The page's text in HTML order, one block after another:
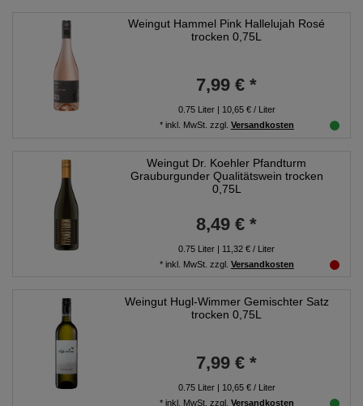
Weingut Hammel Pink Hallelujah Rosé
trocken 0,75L
7,99 € *
0.75Liter| 10,65 € / Liter
* inkl. MwSt. zzgl. Versandkosten
Weingut Dr. Koehler Pfandturm
Grauburgunder Qualitätswein trocken
0,75L
8,49 € *
0.75 Liter | 11,32 € / Liter
* inkl. MwSt. zzgl. Versandkosten
Weingut Hugl-Wimmer Gemischter Satz
trocken 0,75L
7,99 € *
0.75Liter| 10,65 € / Liter
* inkl. MwSt. zzgl. Versandkosten